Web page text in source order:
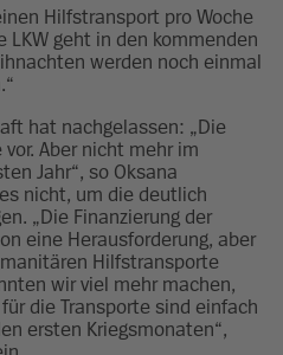
Hilfstransport pro Woche
LKW geht in den kommenden
werden noch einmal
hat nachgelassen: „Die
Aber nicht mehr im
Jahr“, so Oksana
nicht, um die deutlich
„Die Finanzierung der
eine Herausforderung, aber
Hilfstransporte
wir viel mehr machen,
die Transporte sind einfach
ersten Kriegsmonaten“,